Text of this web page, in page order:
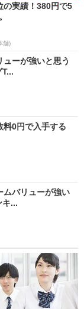
の実績！380円で5
舗)
ューが強いと思う
0円で入手する
ムバリューが強い
キ...